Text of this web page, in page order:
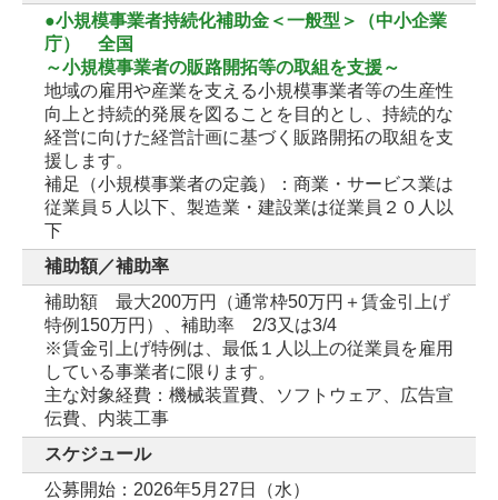
●小規模事業者持続化補助金＜一般型＞（中小企業
庁） 全国
～小規模事業者の販路開拓等の取組を支援～
地域の雇用や産業を支える小規模事業者等の生産性
向上と持続的発展を図ることを目的とし、持続的な
経営に向けた経営計画に基づく販路開拓の取組を支
援します。
補足（小規模事業者の定義）：商業・サービス業は
従業員５人以下、製造業・建設業は従業員２０人以
下
補助額／補助率
補助額 最大200万円（通常枠50万円＋賃金引上げ
特例150万円）、補助率 2/3又は3/4
※賃金引上げ特例は、最低１人以上の従業員を雇用
している事業者に限ります。
主な対象経費：機械装置費、ソフトウェア、広告宣
伝費、内装工事
スケジュール
公募開始：2026年5月27日（水）